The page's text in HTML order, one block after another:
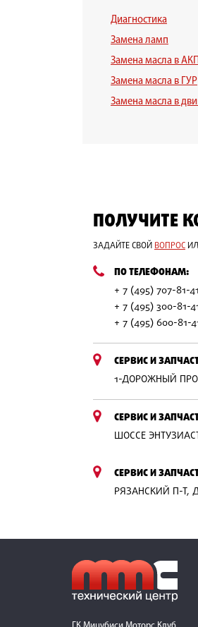
Диагностика
Замена ламп
Замена масла в
Замена масла в ГУР
Замена масла в
ПОЛУЧИТЕ
ЗАДАЙТЕ СВОЙВОПРОС
ПО ТЕЛЕФОНАМ:
+ 7 (495) 707-81-41
+ 7 (495) 300-81-
+ 7 (495) 600-81-
СЕРВИС И
1-ДОРОЖНЫЙ
СЕРВИС И
ШОССЕ
СЕРВИС И
РЯЗАНСКИЙ П-Т,